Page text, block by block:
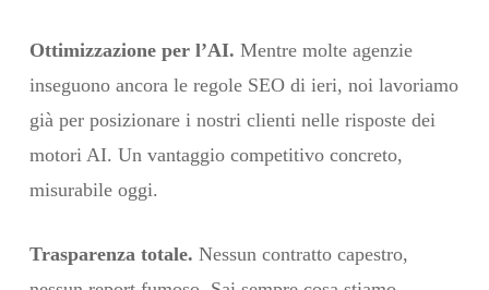
Ottimizzazione per l’AI. Mentre molte agenzie
inseguono ancora le regole SEO di ieri, noi lavoriamo
già per posizionare i nostri clienti nelle risposte dei
motori AI. Un vantaggio competitivo concreto,
misurabile oggi.
Trasparenza totale. Nessun contratto capestro,